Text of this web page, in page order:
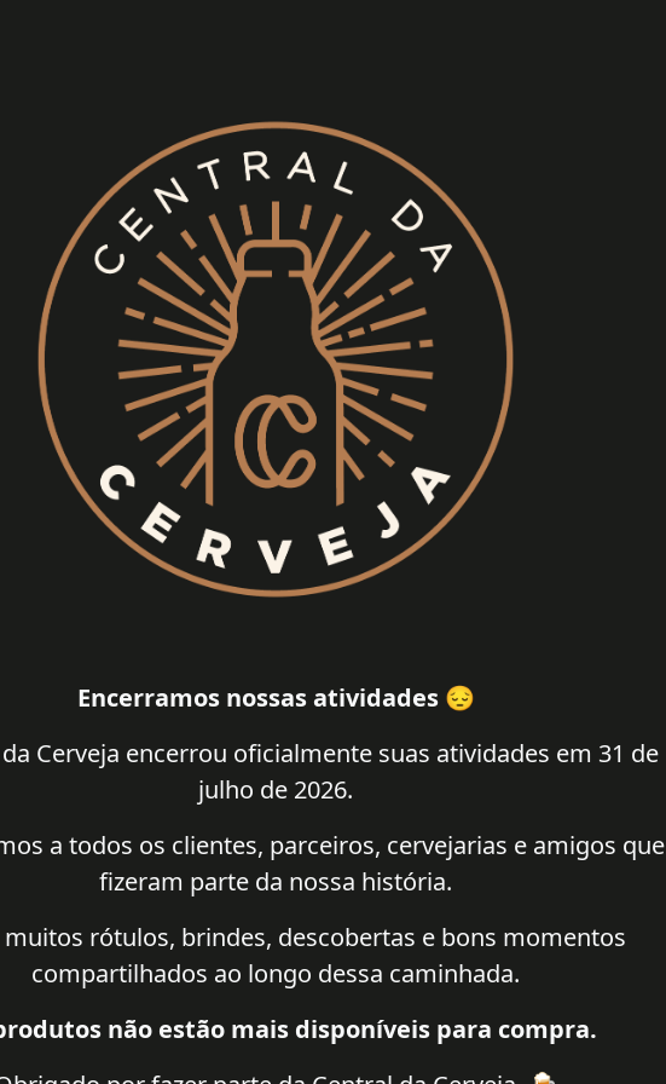
Encerramos nossas atividades 😔
Cerveja encerrou oficialmente suas atividades em 31 de
julho de 2026.
a todos os clientes, parceiros, cervejarias e amigos que
fizeram parte da nossa história.
muitos rótulos, brindes, descobertas e bons momentos
compartilhados ao longo dessa caminhada.
não estão mais disponíveis para compra.